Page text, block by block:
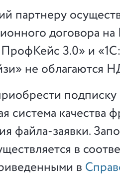
партнеру
договора
3.0» и
не облагаются
система качества
файла-заявки.
в
в